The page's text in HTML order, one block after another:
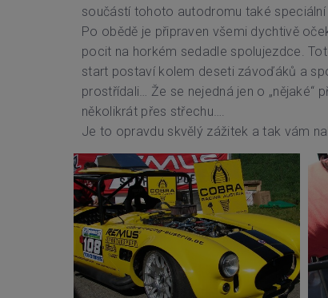
součástí tohoto autodromu také
Po obědě je připraven všemi dychtivě
pocit na horkém sedadle spolujezdce.
start postaví kolem deseti závoďáků a
prostřídali… Že se nejedná jen o
několikrát přes střechu….
Je to opravdu skvělý zážitek a tak vám